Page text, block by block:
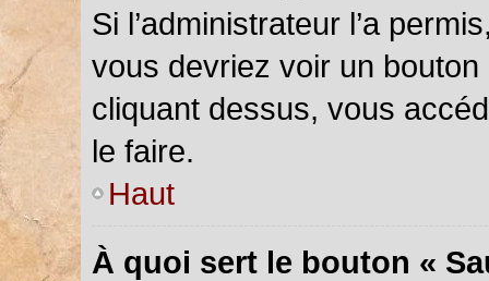
Si l’administrateur l’a
vous devriez voir un
cliquant dessus, vous
le faire.
Haut
À quoi sert le bouton «